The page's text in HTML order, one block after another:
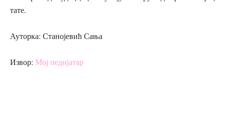
тате.
Ауторка: Станојевић Сања
Извор: Мој педијатар